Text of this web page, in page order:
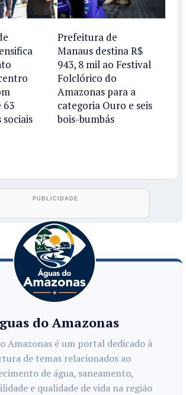
63
sociais
Prefeitura de
Manaus destina R$
943, 8 mil ao Festival
Folclórico do
Amazonas para a
categoria Ouro e seis
bois-bumbás
do Amazonas
Amazonas é um portal dedicado à
de temas relacionados ao
de água, saneamento,
e qualidade de vida na região